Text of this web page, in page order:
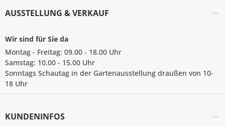
AUSSTELLUNG & VERKAUF
Wir sind für Sie da
Montag - Freitag: 09.00 - 18.00 Uhr
Samstag: 10.00 - 15.00 Uhr
Sonntags Schautag in der Gartenausstellung draußen von 10-
18 Uhr
KUNDENINFOS